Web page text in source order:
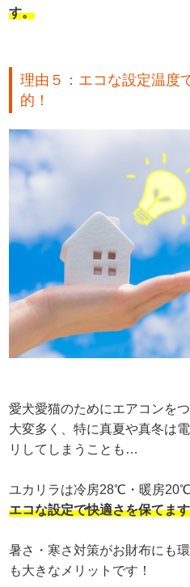
す。
理由５：エコな設定温度
的！
愛犬愛猫のためにエアコンを
大変多く、特に真夏や真冬は
リしてしまうことも…
ユカリラは冷房28℃・暖房
エコな設定で快適さを保てま
暑さ・寒さ対策がお財布にも
も大きなメリットです！